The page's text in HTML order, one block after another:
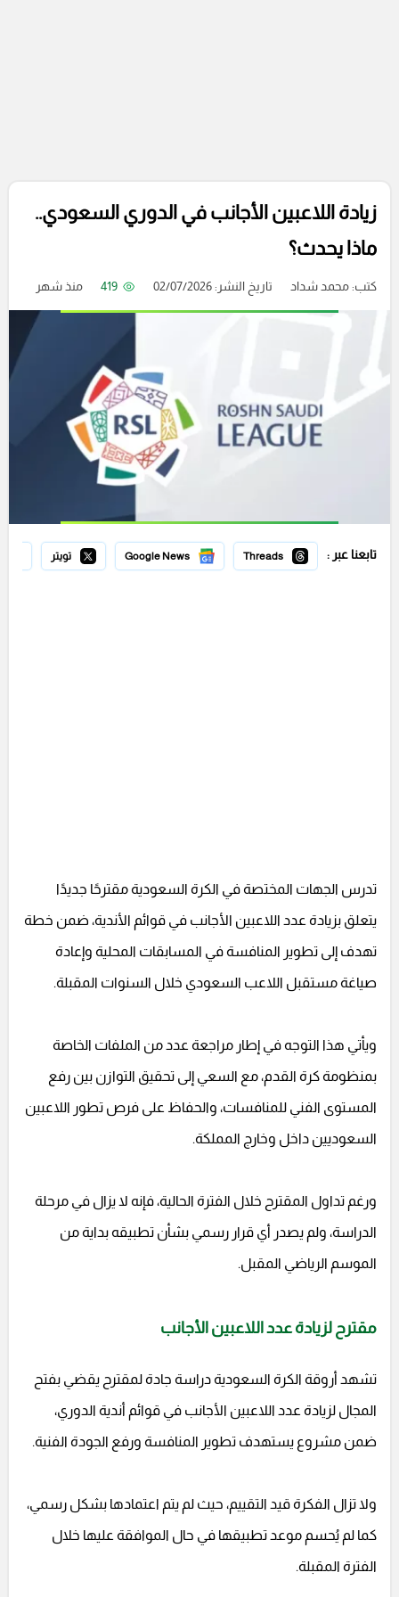
زيادة اللاعبين الأجانب في الدوري السعودي..
ماذا يحدث؟
كتب:محمد شداد تاريخ النشر: 02/07/2026 419 منذ شهر
تابعنا عبر : Threads
Google News تويتر
تدرس الجهات المختصة في الكرة السعودية مقترحًا جديدًا
يتعلق بزيادة عدد اللاعبين الأجانب في قوائم الأندية، ضمن خطة
تهدف إلى تطوير المنافسة في المسابقات المحلية وإعادة
صياغة مستقبل اللاعب السعودي خلال السنوات المقبلة.
ويأتي هذا التوجه في إطار مراجعة عدد من الملفات الخاصة
بمنظومة كرة القدم، مع السعي إلى تحقيق التوازن بين رفع
المستوى الفني للمنافسات، والحفاظ على فرص تطور اللاعبين
السعوديين داخل وخارج المملكة.
ورغم تداول المقترح خلال الفترة الحالية، فإنه لا يزال في مرحلة
الدراسة، ولم يصدر أي قرار رسمي بشأن تطبيقه بداية من
الموسم الرياضي المقبل.
مقترح لزيادة عدد اللاعبين الأجانب
تشهد أروقة الكرة السعودية دراسة جادة لمقترح يقضي بفتح
المجال لزيادة عدد اللاعبين الأجانب في قوائم أندية الدوري،
ضمن مشروع يستهدف تطوير المنافسة ورفع الجودة الفنية.
ولا تزال الفكرة قيد التقييم، حيث لم يتم اعتمادها بشكل رسمي،
كما لم يُحسم موعد تطبيقها في حال الموافقة عليها خلال
الفترة المقبلة.